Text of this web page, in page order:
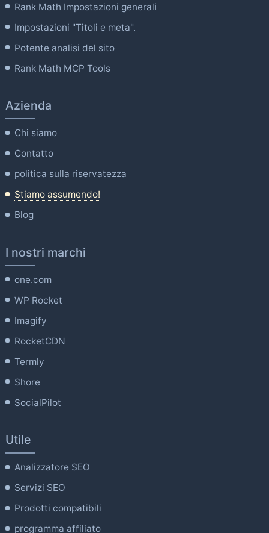
Rank Math Impostazioni generali
Impostazioni "Titoli e meta".
Potente analisi del sito
Rank Math MCP Tools
Azienda
Chi siamo
Contatto
politica sulla riservatezza
Stiamo assumendo!
Blog
I nostri marchi
one.com
WP Rocket
Imagify
RocketCDN
Termly
Shore
SocialPilot
Utile
Analizzatore SEO
Servizi SEO
Prodotti compatibili
programma affiliato